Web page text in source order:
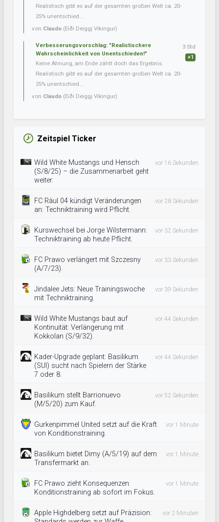
Realistisch gibt es auf der gesamten großen Welt ca. 20-
25% unentschied...
von Claudo (Eiði Deiggj Víkingur)
Verbesserungsvorschlag: "Realistischere
Wahrscheinlichkeit von Unentschieden!"
Keine Ahnung, am Ende zählt doch das Ergebnis.
Realistisch gibt es auf der gesamten großen Welt ca. 20-
25% unentschied...
von Claudo (Eiði Deiggj Víkingur)
3 Std
+1
Zeitspiel Ticker
Wild White Mustangs und Hensch
(S/8/25) – die Zusammenarbeit geht
weiter.
vor 16 Sekunden
FC Ràul 04 kündigt Veränderungen
an: Techniktraining wird Pflicht.
vor 28 Sekunden
Kurswechsel bei Jorge Wilstermann:
Techniktraining ab heute Pflicht.
vor 32 Sekunden
FC Prawo verlängert mit Szczesny
(A/7/23).
vor 33 Sekunden
Jindalee Jets: Neue Trainingswoche
mit Techniktraining.
vor 39 Sekunden
Wild White Mustangs baut auf
Kontinuität: Verlängerung mit
Kokkolan (S/9/32).
vor 44 Sekunden
Kader-Upgrade geplant: Basilikum
(SUI) sucht nach Spielern der Stärke
7 oder 8.
vor 44 Sekunden
Basilikum stellt Barrionuevo
(M/5/20) zum Kauf.
vor 52 Sekunden
Gurkenpimmel United setzt auf die Kraft
von Konditionstraining.
vor 1 Minute
Basilikum bietet Dimy (A/5/19) auf dem
Transfermarkt an.
vor 1 Minute
FC Prawo zieht Konsequenzen:
Konditionstraining ab sofort im Fokus.
vor 1 Minute
Apple Highdelberg setzt auf Präzision:
vor 2 Minuten